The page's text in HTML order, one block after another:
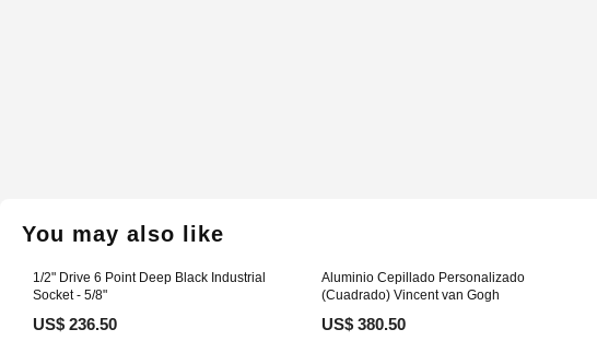
You may also like
1/2" Drive 6 Point Deep Black Industrial
Socket - 5/8"
US$ 236.50
Aluminio Cepillado Personalizado
(Cuadrado) Vincent van Gogh
US$ 380.50